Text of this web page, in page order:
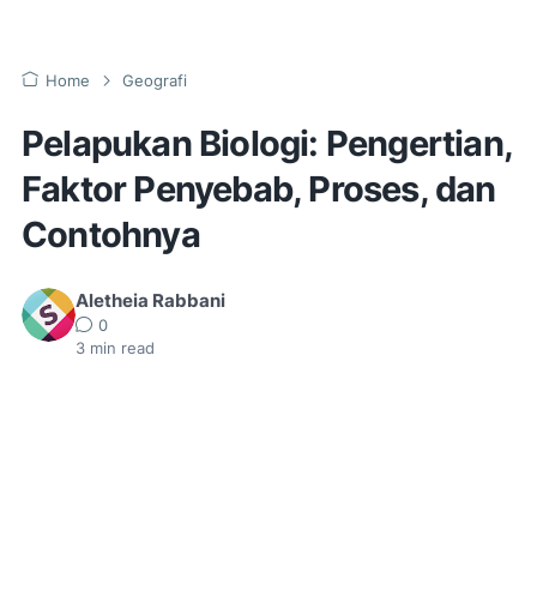
Home Geografi
Pelapukan Biologi: Pengertian,
Faktor Penyebab, Proses, dan
Contohnya
Aletheia Rabbani
0
3 min read